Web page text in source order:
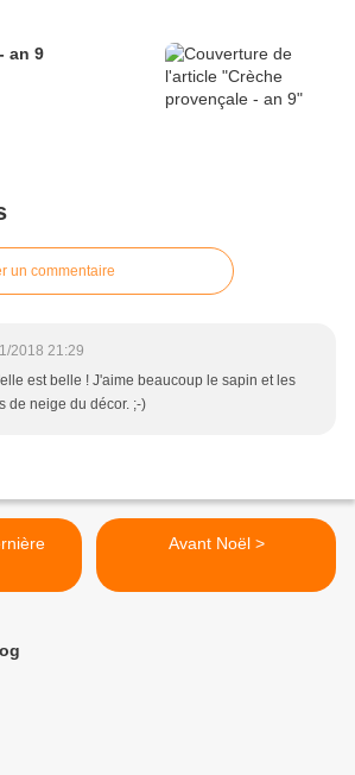
an 9
un commentaire
2018 21:29
est belle ! J'aime beaucoup le sapin et les
de neige du décor. ;-)
Avant Noël >